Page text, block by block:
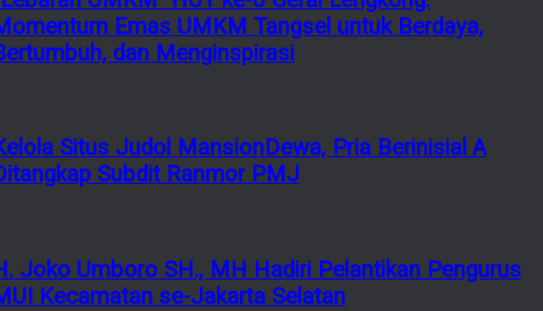
Emas UMKM Tangsel untuk Berdaya,
dan Menginspirasi
Situs Judol MansionDewa, Pria Berinisial A
Subdit Ranmor PMJ
Joko Umboro SH., MH Hadiri Pelantikan Pengurus
Kecamatan se-Jakarta Selatan